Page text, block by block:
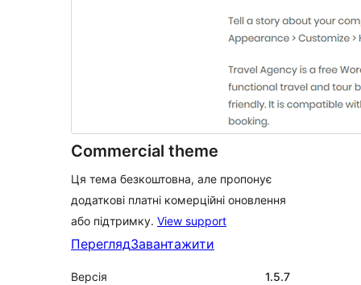
Commercial theme
Ця тема безкоштовна, але пропонує
додаткові платні комерційні оновлення
або підтримку. View support
ПереглядЗавантажити
Версія
1.5.7